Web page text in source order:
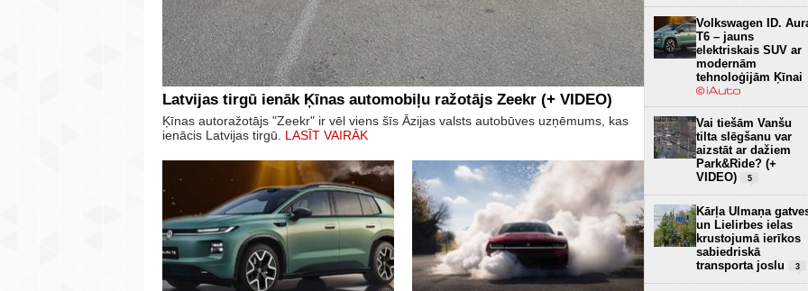
Latvijas tirgū ienāk Ķīnas automobiļu ražotājs Zeekr (+ VIDEO)
Ķīnas autoražotājs "Zeekr" ir vēl viens šīs Āzijas valsts autobūves uzņēmums, kas
ienācis Latvijas tirgū. LASĪT VAIRĀK
Volkswagen ID.
T6 – jauns
elektriskais SUV ar
modernām
tehnoloģijām Ķīnai
Vai tiešām Vanšu
tilta slēgšanu var
aizstāt ar dažiem
Park&Ride? (+
VIDEO)
5
Kārļa Ulmaņa
un Lielirbes ielas
krustojumā ierīkos
sabiedriskā
transporta joslu
3